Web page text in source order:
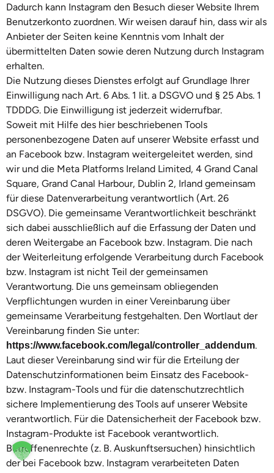
Dadurch kann Instagram den Besuch dieser Website Ihrem
Benutzerkonto zuordnen. Wir weisen darauf hin, dass wir als
Anbieter der Seiten keine Kenntnis vom Inhalt der
übermittelten Daten sowie deren Nutzung durch Instagram
erhalten.
Die Nutzung dieses Dienstes erfolgt auf Grundlage Ihrer
Einwilligung nach Art. 6 Abs. 1 lit. a DSGVO und § 25 Abs. 1
TDDDG. Die Einwilligung ist jederzeit widerrufbar.
Soweit mit Hilfe des hier beschriebenen Tools
personenbezogene Daten auf unserer Website erfasst und
an Facebook bzw. Instagram weitergeleitet werden, sind
wir und die Meta Platforms Ireland Limited, 4 Grand Canal
Square, Grand Canal Harbour, Dublin 2, Irland gemeinsam
für diese Datenverarbeitung verantwortlich (Art. 26
DSGVO). Die gemeinsame Verantwortlichkeit beschränkt
sich dabei ausschließlich auf die Erfassung der Daten und
deren Weitergabe an Facebook bzw. Instagram. Die nach
der Weiterleitung erfolgende Verarbeitung durch Facebook
bzw. Instagram ist nicht Teil der gemeinsamen
Verantwortung. Die uns gemeinsam obliegenden
Verpflichtungen wurden in einer Vereinbarung über
gemeinsame Verarbeitung festgehalten. Den Wortlaut der
Vereinbarung finden Sie unter:
https://www.facebook.com/legal/controller_addendum.
Laut dieser Vereinbarung sind wir für die Erteilung der
Datenschutzinformationen beim Einsatz des Facebook-
bzw. Instagram-Tools und für die datenschutzrechtlich
sichere Implementierung des Tools auf unserer Website
verantwortlich. Für die Datensicherheit der Facebook bzw.
Instagram-Produkte ist Facebook verantwortlich.
Betroffenenrechte (z. B. Auskunftsersuchen) hinsichtlich
der bei Facebook bzw. Instagram verarbeiteten Daten